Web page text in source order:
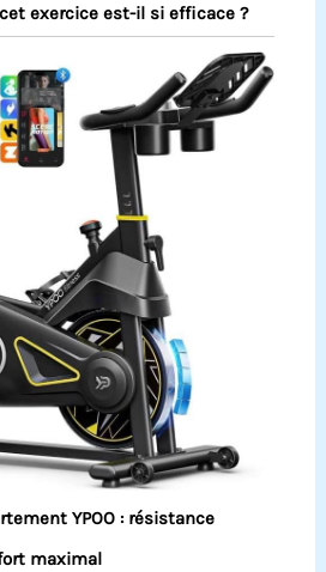
exercice est-il si efficace ?
YPOO : résistance
maximal